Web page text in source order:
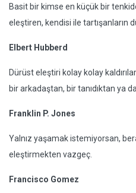
Basit bir kimse en küçük bir
eleştiren, kendisi ile tartışanların
Elbert Hubberd
Dürüst eleştiri kolay kolay
bir arkadaştan, bir tanıdıktan ya
Franklin P. Jones
Yalnız yaşamak istemiyorsan,
eleştirmekten vazgeç.
Francisco Gomez